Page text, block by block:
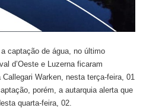
captação de água, no último
d’Oeste e Luzerna ficaram
Warken, nesta terça-feira, 01
porém, a autarquia alerta que
quarta-feira, 02.